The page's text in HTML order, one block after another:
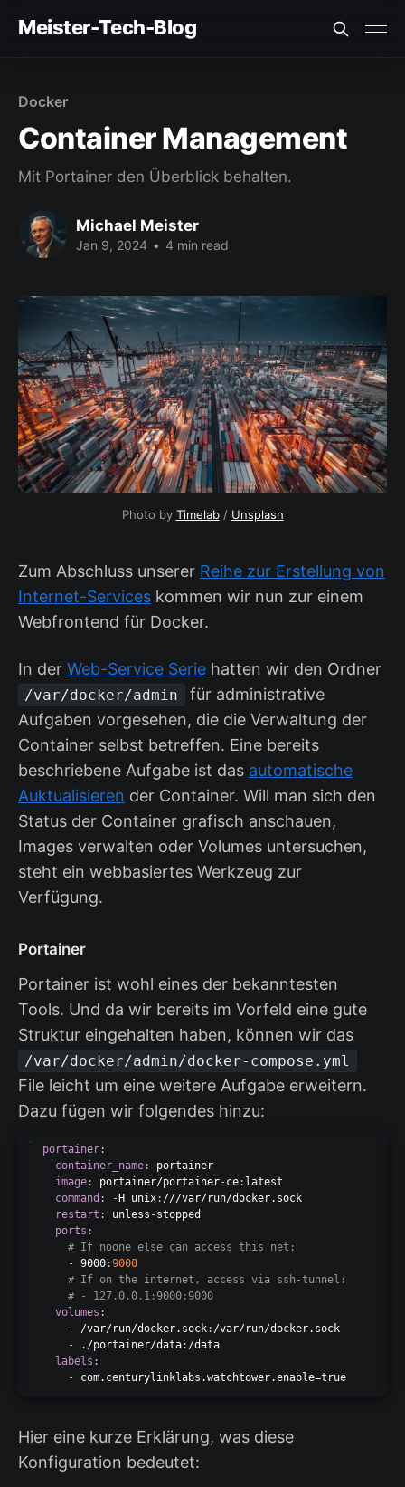
Meister-Tech-Blog
Fehler beim Laden (Ist der API Key korrekt?)
Docker
Container Management
Mit Portainer den Überblick behalten.
Michael Meister
Jan 9, 2024 • 4 min read
Photo by Timelab/ Unsplash
Zum Abschluss unserer Reihe zur Erstellung von
Internet-Services kommen wir nun zur einem
Webfrontend für Docker.
In der Web-Service Serie hatten wir den Ordner
/var/docker/admin
für administrative
Aufgaben vorgesehen, die die Verwaltung der
Container selbst betreffen. Eine bereits
beschriebene Aufgabe ist das automatische
Auktualisieren der Container. Will man sich den
Status der Container grafisch anschauen,
Images verwalten oder Volumes untersuchen,
steht ein webbasiertes Werkzeug zur
Verfügung.
Portainer
Portainer ist wohl eines der bekanntesten
Tools. Und da wir bereits im Vorfeld eine gute
Struktur eingehalten haben, können wir das
/var/docker/admin/docker-compose.yml
File leicht um eine weitere Aufgabe erweitern.
Dazu fügen wir folgendes hinzu:
portainer:
container_name:
portainer
image: portainer/portainer-ce: latest
command : - H unix: ///var/run/docker.sock
restart : unless -stopped
ports :
# If noone else can access this net:
- 9000:9000
# If on the internet, access via ssh-tunnel:
# - 127.0.0.1:9000:9000
volumes :
- /var/run/docker.sock: /var/run/docker.sock
- ./portainer/data: /data
labels :
-
Hier eine kurze Erklärung, was diese
Konfiguration bedeutet: